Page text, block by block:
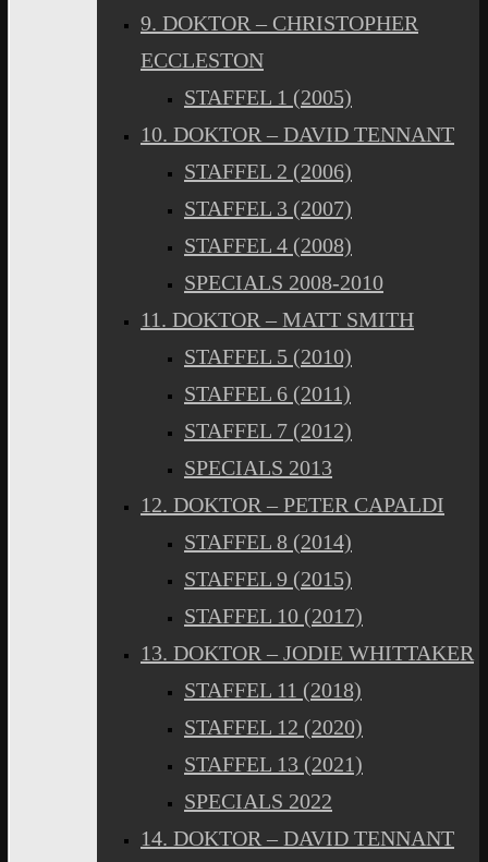
9. DOKTOR – CHRISTOPHER
ECCLESTON
STAFFEL 1 (2005)
10. DOKTOR – DAVID TENNANT
STAFFEL 2 (2006)
STAFFEL 3 (2007)
STAFFEL 4 (2008)
SPECIALS 2008-2010
11. DOKTOR – MATT SMITH
STAFFEL 5 (2010)
STAFFEL 6 (2011)
STAFFEL 7 (2012)
SPECIALS 2013
12. DOKTOR – PETER CAPALDI
STAFFEL 8 (2014)
STAFFEL 9 (2015)
STAFFEL 10 (2017)
13. DOKTOR – JODIE WHITTAKER
STAFFEL 11 (2018)
STAFFEL 12 (2020)
STAFFEL 13 (2021)
SPECIALS 2022
14. DOKTOR – DAVID TENNANT